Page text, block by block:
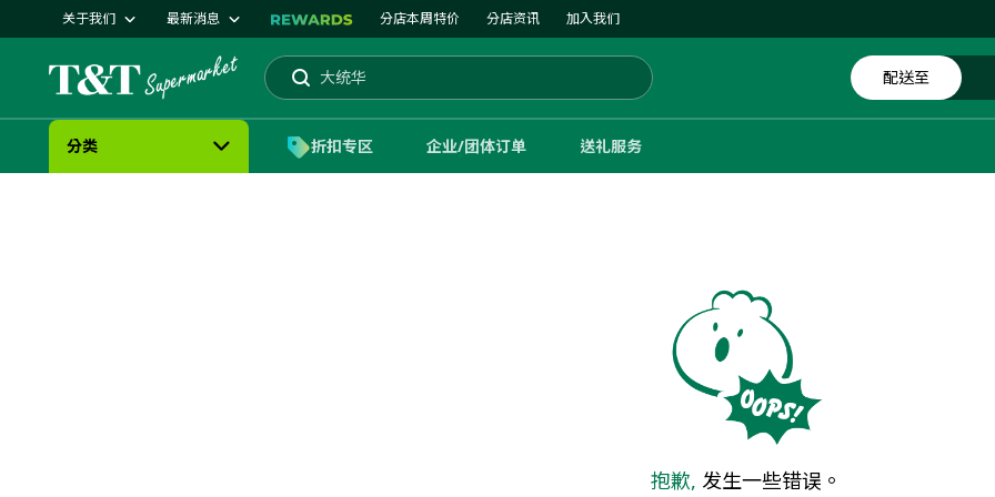
关于我们 最新消息 分店本周特价 分店资讯 加入我们
蛋糕
大统华
搜索 配送至
分类 折扣专区 企业/团体订单 送礼服务
抱歉, 发生一些错误。